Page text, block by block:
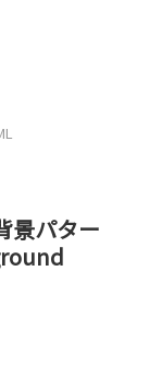
景パター